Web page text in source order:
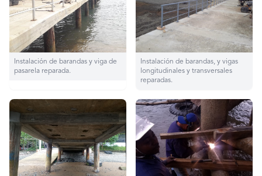
Instalación de barandas y viga de
pasarela reparada.
Instalación de barandas, y vigas
longitudinales y transversales
reparadas.